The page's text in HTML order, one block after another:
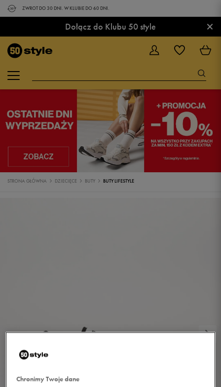
ZWROT DO 30 DNI. W KLUBIE DO 60 DNI.
Dołącz do Klubu 50 style ×
STRONA GŁÓWNA DZIECIĘCE BUTY BUTY LIFESTYLE
Chronimy Twoje dane